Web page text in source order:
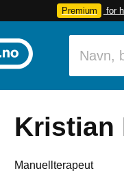
Premium for
Kristian
Manuellterapeut